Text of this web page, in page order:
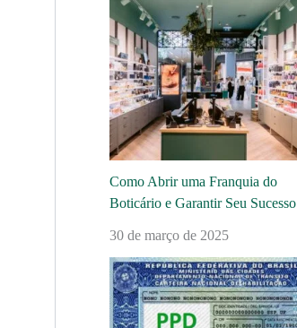
Como Abrir uma Franquia do
Boticário e Garantir Seu Sucesso
30 de março de 2025